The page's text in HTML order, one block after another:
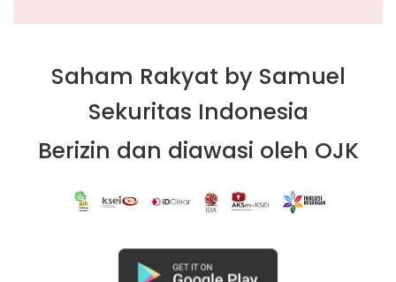
Saham Rakyat by Samuel
Sekuritas Indonesia
Berizin dan diawasi oleh OJK